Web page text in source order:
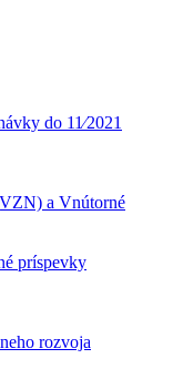
do 11⁄2021
a Vnútorné
príspevky
rozvoja